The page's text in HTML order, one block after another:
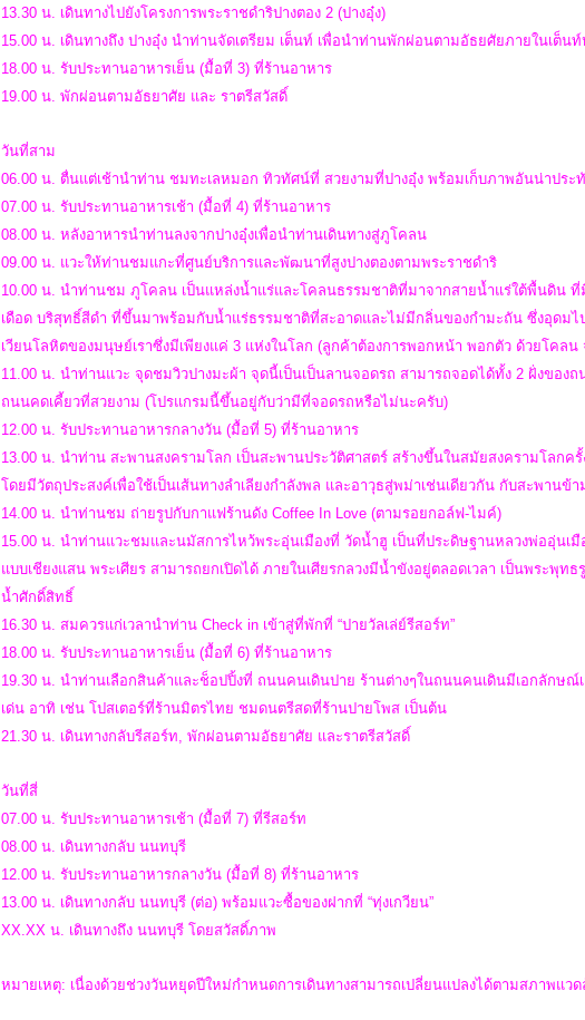
13.30 น. เดินทางไปยังโครงการพระราชดำริปางตอง 2 (ปางอุ๋ง)
15.00 น. เดินทางถึง ปางอุ๋ง นำท่านจัดเตรียม เต็นท์ เพื่อนำท่านพักผ่อนตามอัธยศัยภายในเต็น
18.00 น. รับประทานอาหารเย็น (มื้อที่ 3) ที่ร้านอาหาร
19.00 น. พักผ่อนตามอัธยาศัย และ ราตรีสวัสดิ์
วันที่สาม
06.00 น. ตื่นแต่เช้านำท่าน ชมทะเลหมอก ทิวทัศน์ที่ สวยงามที่ปางอุ๋ง พร้อมเก็บภาพอันน่าประ
07.00 น. รับประทานอาหารเช้า (มื้อที่ 4) ที่ร้านอาหาร
08.00 น. หลังอาหารนำท่านลงจากปางอุ๋งเพื่อนำท่านเดินทางสู่ภูโคลน
09.00 น. แวะให้ท่านชมแกะที่ศูนย์บริการและพัฒนาที่สูงปางตองตามพระราชดำริ
10.00 น. นำท่านชม ภูโคลน เป็นแหล่งน้ำแร่และโคลนธรรมชาติที่มาจากสายน้ำแร่ใต้พื้นดิน ที่
เดือด บริสุทธิ์สีดำ ที่ขึ้นมาพร้อมกับน้ำแร่ธรรมชาติที่สะอาดและไม่มีกลิ่นของกำมะถัน ซึ่งอุดมไ
เวียนโลหิตของมนุษย์เราซึ่งมีเพียงแค่ 3 แห่งในโลก (ลูกค้าต้องการพอกหน้า พอกตัว ด้วยโคลน
11.00 น. นำท่านแวะ จุดชมวิวปางมะผ้า จุดนี้เป็นเป็นลานจอดรถ สามารถจอดได้ทั้ง 2 ฝั่งของ
ถนนคดเคี้ยวที่สวยงาม (โปรแกรมนี้ขึ้นอยู่กับว่ามีที่จอดรถหรือไม่นะครับ)
12.00 น. รับประทานอาหารกลางวัน (มื้อที่ 5) ที่ร้านอาหาร
13.00 น. นำท่าน สะพานสงครามโลก เป็นสะพานประวัติศาสตร์ สร้างขึ้นในสมัยสงครามโลก
โดยมีวัตถุประสงค์เพื่อใช้เป็นเส้นทางลำเลียงกำลังพล และอาวุธสู่พม่าเช่นเดียวกัน กับสะพานข้
14.00 น. นำท่านชม ถ่ายรูปกับกาแฟร้านดัง Coffee In Love (ตามรอยกอล์ฟ-ไมค์)
15.00 น. นำท่านแวะชมและนมัสการไหว้พระอุ่นเมืองที่ วัดน้ำฮู เป็นที่ประดิษฐานหลวงพ่ออุ่นเ
แบบเชียงแสน พระเศียร สามารถยกเปิดได้ ภายในเศียรกลวงมีน้ำขังอยู่ตลอดเวลา เป็นพระพุท
น้ำศักดิ์สิทธิ์
16.30 น. สมควรแก่เวลานำท่าน Check in เข้าสู่ที่พักที่ “ปายวัลเล่ย์รีสอร์ท”
18.00 น. รับประทานอาหารเย็น (มื้อที่ 6) ที่ร้านอาหาร
19.30 น. นำท่านเลือกสินค้าและช็อปปิ้งที่ ถนนคนเดินปาย ร้านต่างๆในถนนคนเดินมีเอกลักษณ์
เด่น อาทิ เช่น โปสเตอร์ที่ร้านมิตรไทย ชมดนตรีสดที่ร้านปายโพส เป็นต้น
21.30 น. เดินทางกลับรีสอร์ท, พักผ่อนตามอัธยาศัย และราตรีสวัสดิ์
วันที่สี่
07.00 น. รับประทานอาหารเช้า (มื้อที่ 7) ที่รีสอร์ท
08.00 น. เดินทางกลับ นนทบุรี
12.00 น. รับประทานอาหารกลางวัน (มื้อที่ 8) ที่ร้านอาหาร
13.00 น. เดินทางกลับ นนทบุรี (ต่อ) พร้อมแวะซื้อของฝากที่ “ทุ่งเกวียน”
XX.XX น. เดินทางถึง นนทบุรี โดยสวัสดิ์ภาพ
หมายเหตุ: เนื่องด้วยช่วงวันหยุดปีใหม่กำหนดการเดินทางสามารถเปลี่ยนแปลงได้ตามสภาพแว